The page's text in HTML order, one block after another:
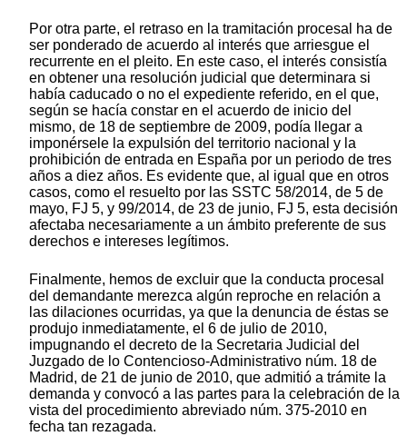
Por otra parte, el retraso en la tramitación procesal ha de
ser ponderado de acuerdo al interés que arriesgue el
recurrente en el pleito. En este caso, el interés consistía
en obtener una resolución judicial que determinara si
había caducado o no el expediente referido, en el que,
según se hacía constar en el acuerdo de inicio del
mismo, de 18 de septiembre de 2009, podía llegar a
imponérsele la expulsión del territorio nacional y la
prohibición de entrada en España por un periodo de tres
años a diez años. Es evidente que, al igual que en otros
casos, como el resuelto por las SSTC 58/2014, de 5 de
mayo, FJ 5, y 99/2014, de 23 de junio, FJ 5, esta decisión
afectaba necesariamente a un ámbito preferente de sus
derechos e intereses legítimos.
Finalmente, hemos de excluir que la conducta procesal
del demandante merezca algún reproche en relación a
las dilaciones ocurridas, ya que la denuncia de éstas se
produjo inmediatamente, el 6 de julio de 2010,
impugnando el decreto de la Secretaria Judicial del
Juzgado de lo Contencioso-Administrativo núm. 18 de
Madrid, de 21 de junio de 2010, que admitió a trámite la
demanda y convocó a las partes para la celebración de la
vista del procedimiento abreviado núm. 375-2010 en
fecha tan rezagada.